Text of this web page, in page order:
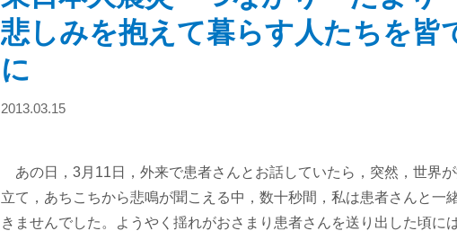
悲しみを抱えて暮らす人たちを皆
に
2013.03.15
あの日，3月11日，外来で患者さんとお話していたら，突然，世界
立て，あちこちから悲鳴が聞こえる中，数十秒間，私は患者さんと一
きませんでした。ようやく揺れがおさまり患者さんを送り出した頃に